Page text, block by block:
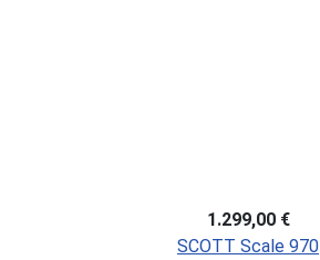
1.299,00 €
SCOTT Scale 970